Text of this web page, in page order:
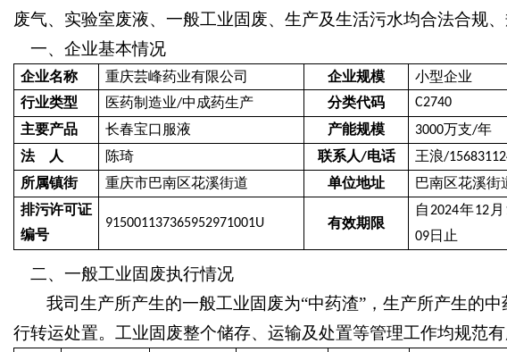
废气、实验室废液、一般工业固废、生产及生活污水均合法合规
一、企业基本情况
企业名称 重庆芸峰药业有限公司 企业规模
小型企业
行业类型
医药制造业/中成药生产 分类代码 C2740
主要产品 长春宝口服液 产能规模 3000万支/年
法
人 陈琦 联系人/电话 王浪/
所属镇街 重庆市巴南区花溪街道 单位地址 巴南区花溪街
排污许可证
编号
915001137365952971001U 有效期限
自2024年12月
09日止
二、一般工业固废执行情况
我司生产所产生的一般工业固废为“中药渣”，生产所产生的
行转运处置。工业固废整个储存、运输及处置等管理工作均规范